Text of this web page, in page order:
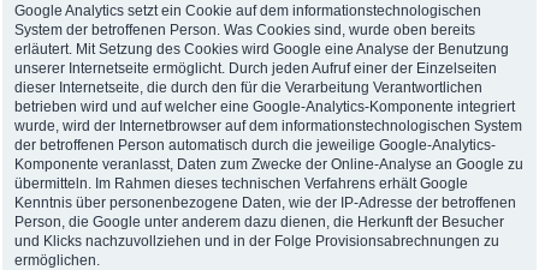
Google Analytics setzt ein Cookie auf dem informationstechnologischen
System der betroffenen Person. Was Cookies sind, wurde oben bereits
erläutert. Mit Setzung des Cookies wird Google eine Analyse der Benutzung
unserer Internetseite ermöglicht. Durch jeden Aufruf einer der Einzelseiten
dieser Internetseite, die durch den für die Verarbeitung Verantwortlichen
betrieben wird und auf welcher eine Google-Analytics-Komponente integriert
wurde, wird der Internetbrowser auf dem informationstechnologischen System
der betroffenen Person automatisch durch die jeweilige Google-Analytics-
Komponente veranlasst, Daten zum Zwecke der Online-Analyse an Google zu
übermitteln. Im Rahmen dieses technischen Verfahrens erhält Google
Kenntnis über personenbezogene Daten, wie der IP-Adresse der betroffenen
Person, die Google unter anderem dazu dienen, die Herkunft der Besucher
und Klicks nachzuvollziehen und in der Folge Provisionsabrechnungen zu
ermöglichen.